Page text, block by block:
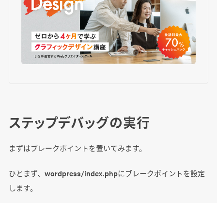
ステップデバッグの実行
まずはブレークポイントを置いてみます。
ひとまず、wordpress/index.phpにブレークポイントを設定
します。